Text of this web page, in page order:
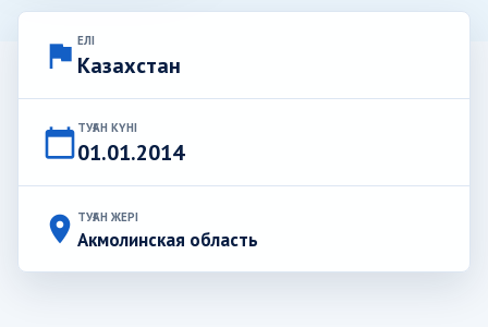
flag ЕЛІ
Казахстан
calendar_today ТУҒАН КҮНІ
01.01.2014
place ТУҒАН ЖЕРІ
Акмолинская область